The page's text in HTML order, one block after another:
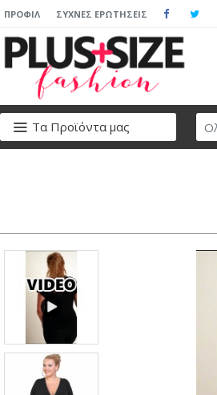
ΠΡΟΦΊΛ ΣΥΧΝΈΣ ΕΡΩΤΉΣΕΙΣ
Τα Προϊόντα μας